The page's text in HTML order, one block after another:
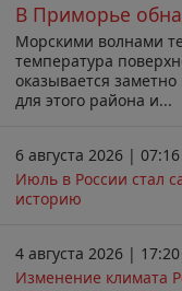
В Приморье
Морскими волнами
температура
оказывается
для этого района и...
6 августа 2026 | 07:16
Июль в России стал
историю
4 августа 2026 | 17:20
Изменение климата